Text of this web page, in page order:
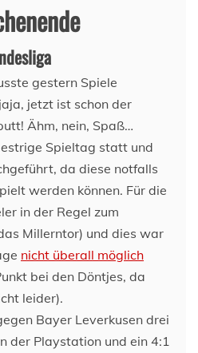
gestern Spiele
jetzt ist schon der
Ähm, nein, Spaß…
Spieltag statt und
da diese notfalls
werden können. Für die
in der Regel zum
Millerntor) und dies war
nicht überall möglich
bei den Döntjes, da
leider).
Bayer Leverkusen drei
der Playstation und ein 4:1